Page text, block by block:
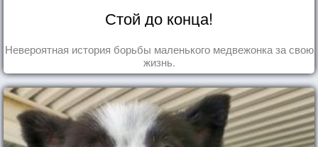
Стой до конца!
Невероятная история борьбы маленького медвежонка за свою
жизнь.